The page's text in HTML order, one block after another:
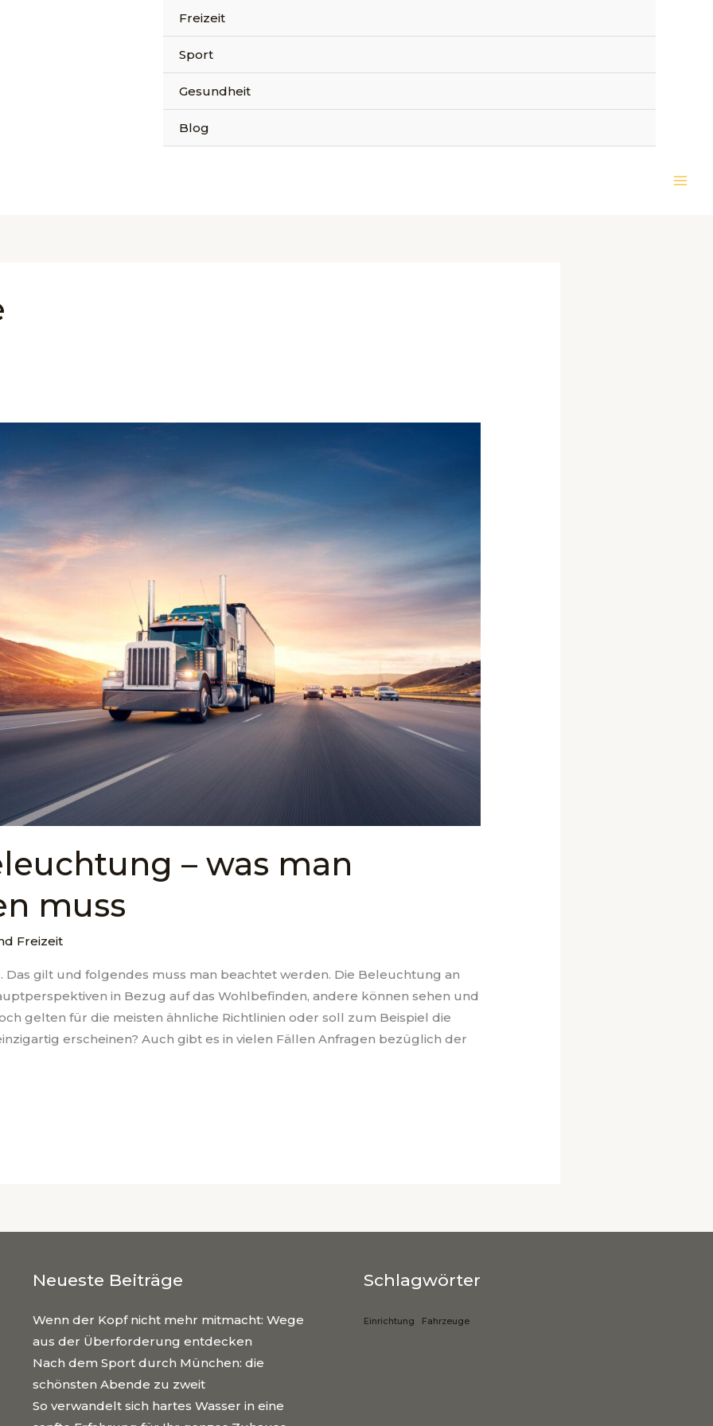
Freizeit
Sport
Gesundheit
Blog
– was man
muss
Freizeit
Das gilt und folgendes muss man beachtet werden. Die Beleuchtung an
in Bezug auf das Wohlbefinden, andere können sehen und
gelten für die meisten ähnliche Richtlinien oder soll zum Beispiel die
erscheinen? Auch gibt es in vielen Fällen Anfragen bezüglich der
Neueste Beiträge
Wenn der Kopf nicht mehr mitmacht: Wege
aus der Überforderung entdecken
Nach dem Sport durch München: die
schönsten Abende zu zweit
So verwandelt sich hartes Wasser in eine
Schlagwörter
Einrichtung Fahrzeuge